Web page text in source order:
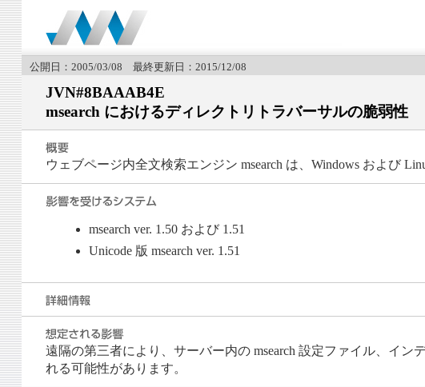
公開日：2005/03/08 最終更新日：2015/12/08
JVN#8BAAAB4E
msearch におけるディレクトリトラバーサルの脆弱性
ウェブページ内全文検索エンジン msearch は、Windows および
msearch ver. 1.50 および 1.51
Unicode 版 msearch ver. 1.51
遠隔の第三者により、サーバー内の msearch 設定ファイル、イ
れる可能性があります。